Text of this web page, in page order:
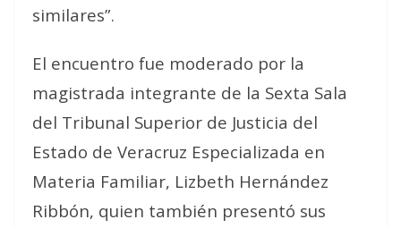
similares”.
El encuentro fue moderado por la
magistrada integrante de la Sexta Sala
del Tribunal Superior de Justicia del
Estado de Veracruz Especializada en
Materia Familiar, Lizbeth Hernández
Ribbón, quien también presentó sus